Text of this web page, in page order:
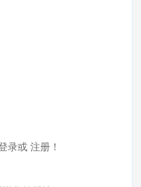
录或 注册！